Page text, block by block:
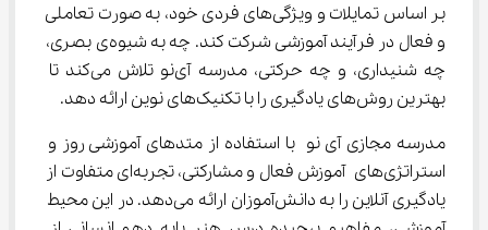
بر اساس تمایلات و ویژگی‌های فردی خود، به صورت تعاملی
و فعال در فرآیند آموزشی شرکت کند. چه به شیوه‌ی بصری،
چه شنیداری، و چه حرکتی، مدرسه آی‌نو تلاش می‌کند تا
بهترین روش‌های یادگیری را با تکنیک‌های نوین ارائه دهد.
مدرسه مجازی آی ‌نو با استفاده از متدهای آموزشی روز و
استراتژی‌های آموزش فعال و مشارکتی، تجربه‌ای متفاوت از
یادگیری آنلاین را به دانش‌آموزان ارائه می‌دهد. در این محیط